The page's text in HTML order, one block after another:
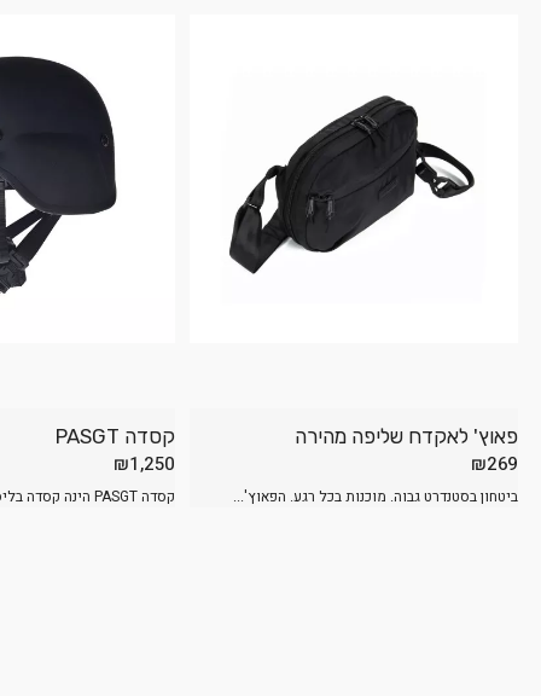
פאוץ' לאקדח שליפה מהירה
₪269
ביטחון בסטנדרט גבוה. מוכנות בכל רגע. הפאוץ'...
קסדה PASGT
₪1,250
קסדה PASGT הינה קסדה בליסטית בהתאם לסטנדרט...